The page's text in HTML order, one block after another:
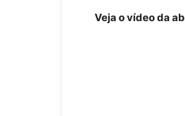
Veja o vídeo da